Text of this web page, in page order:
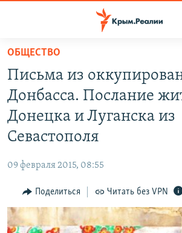
Вернуться
основному
содержанию
Вернутся
главной
Вернутся
поиску
СПЕЦПРОЕКТЫ
ВОДА
ИСТОРИЯ
ИНТЕРАКТИВ
ИНФОГРАФИКА
ТЕЛЕПРОЕКТ КРЫМ.РЕАЛИИ
РАДІО СВОБОДА
КАК ОБОЙТИ БЛОКИРОВКУ
Українською
ОБЩЕСТВО
Письма из
Донбасса. Послание
Донецка и Луганска из
Севастополя
09 февраля 2015, 08:55
Поделиться Читать без VPN